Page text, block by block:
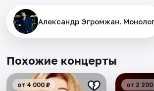
Александр Эгромжан.
Похожие концерты
от 4 000 ₽ от 2 200